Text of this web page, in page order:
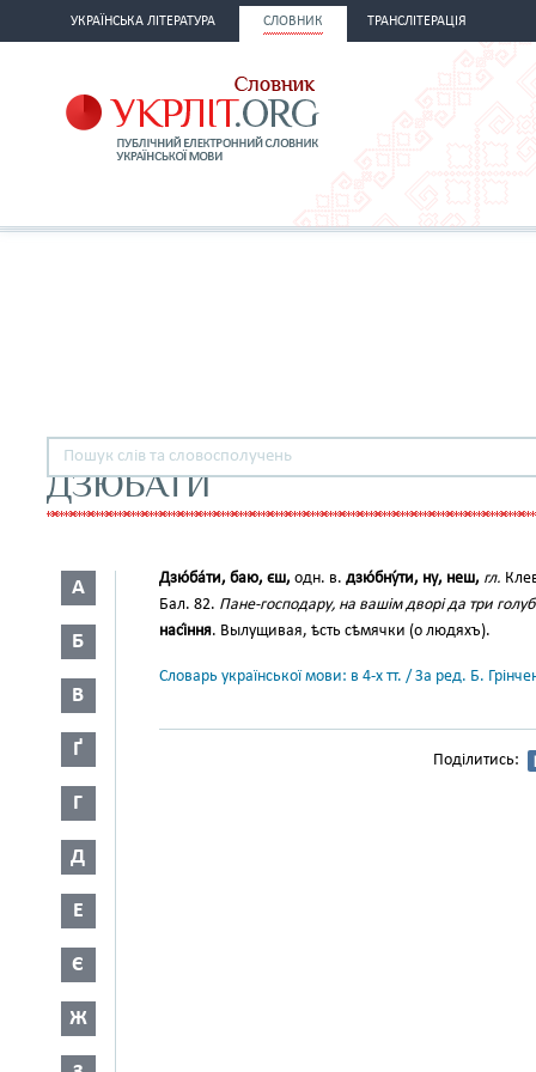
УКРАЇНСЬКА ЛІТЕРАТУРА СЛОВНИК ТРАНСЛІТЕРАЦІЯ
ДЗЮБАТИ
А
Б
В
Ґ
Г
Д
Е
Є
Ж
Дзю́ба́ти, баю, єш, одн. в. дзю́бну́ти, ну, неш, гл.
Бал. 82. Пане-господару, на вашім дворі да три
насі́ння. Вылущивая, ѣсть сѣмячки (о людяхъ).
Словарь української мови: в 4-х тт. / За ред. Б.
Поділитись: